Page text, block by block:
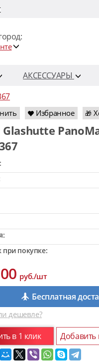
АКСЕССУАРЫ
Избранное 🎁
при покупке:
руб./шт
Бесплатная
дешевле?
в 1 клик Добавить